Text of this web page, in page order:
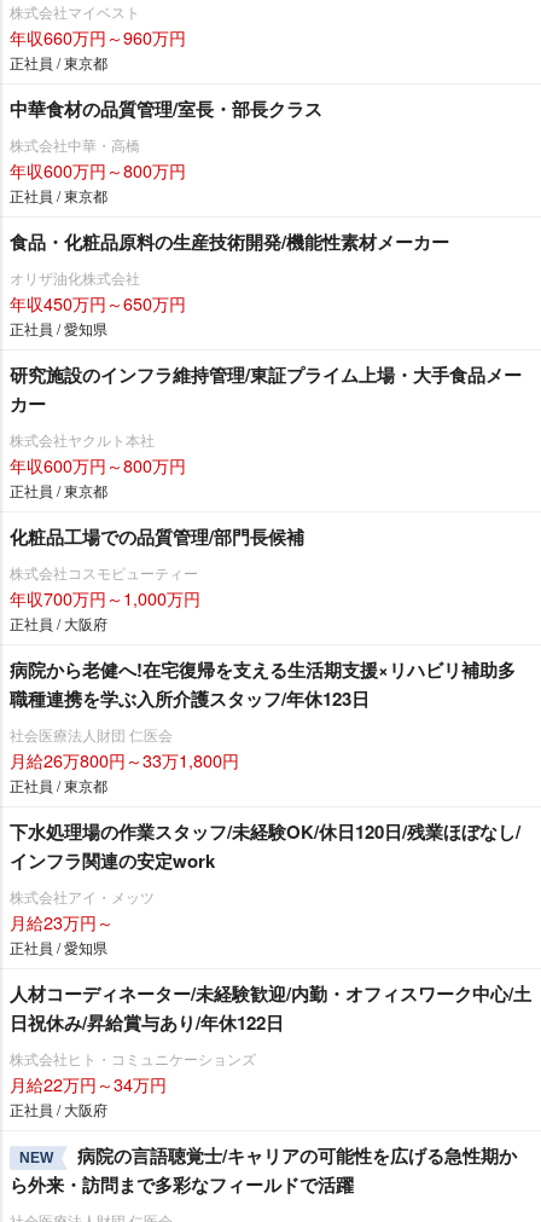
株式会社マイベスト
年収660万円～960万円
正社員 / 東京都
中華食材の品質管理/室長・部長クラス
株式会社中華・高橋
年収600万円～800万円
正社員 / 東京都
食品・化粧品原料の生産技術開発/機能性素材メーカー
オリザ油化株式会社
年収450万円～650万円
正社員 / 愛知県
研究施設のインフラ維持管理/東証プライム上場・大手食品メー
カー
株式会社ヤクルト本社
年収600万円～800万円
正社員 / 東京都
化粧品工場での品質管理/部門長候補
株式会社コスモビューティー
年収700万円～1,000万円
正社員 / 大阪府
病院から老健へ!在宅復帰を支える生活期支援×リハビリ補助多
職種連携を学ぶ入所介護スタッフ/年休123日
社会医療法人財団 仁医会
月給26万800円～33万1,800円
正社員 / 東京都
下水処理場の作業スタッフ/未経験OK/休日120日/残業ほぼなし/
インフラ関連の安定work
株式会社アイ・メッツ
月給23万円～
正社員 / 愛知県
人材コーディネーター/未経験歓迎/内勤・オフィスワーク中心/土
日祝休み/昇給賞与あり/年休122日
株式会社ヒト・コミュニケーションズ
月給22万円～34万円
正社員 / 大阪府
NEW
病院の言語聴覚士/キャリアの可能性を広げる急性期か
ら外来・訪問まで多彩なフィールドで活躍